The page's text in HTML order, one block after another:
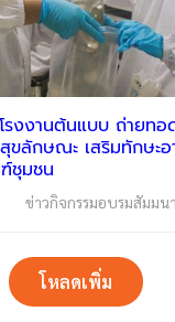
รงงานต้นแบบ ถ่ายท
ขลักษณะ เสริมทักษะ
ชุมชน
ข่าวกิจกรรมอบรมสัมมนา
โหลดเพิ่ม